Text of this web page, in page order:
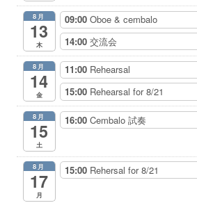
8月
13
木
09:00 Oboe & cembalo
14:00 交流会
8月
14
金
11:00 Rehearsal
15:00 Rehearsal for 8/21
8月
15
土
16:00 Cembalo 試奏
8月
17
月
15:00 Rehersal for 8/21